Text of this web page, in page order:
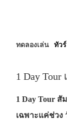
ทดลองเล่น ทัวร์
1 Day
1 Day Tour
เฉพาะแค่ช่วง